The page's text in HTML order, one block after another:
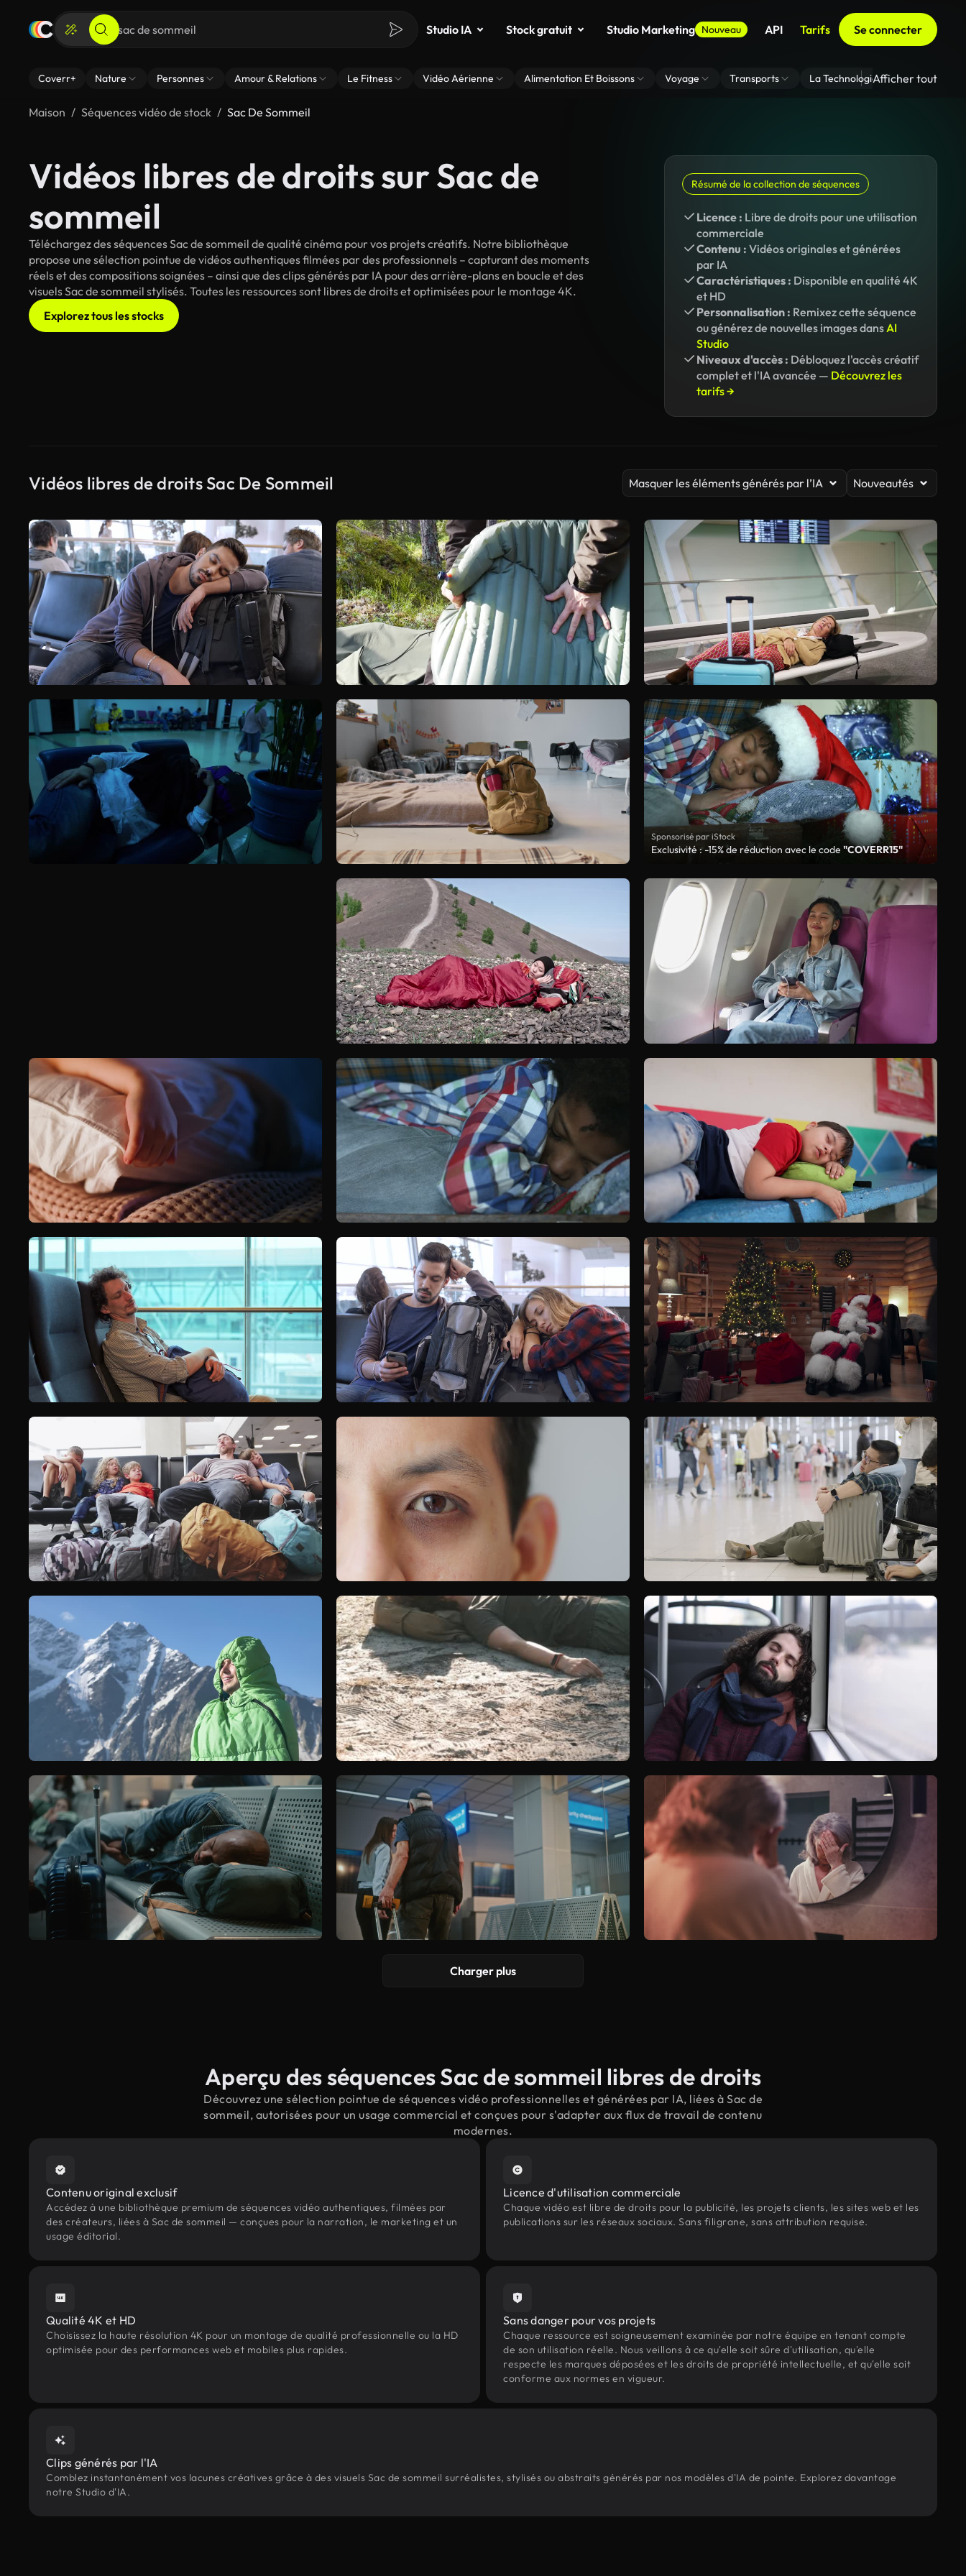
Studio IA Stock gratuit Studio Marketing Nouveau API Tarifs Se connecter
Coverr+ Nature Personnes Amour & Relations Le Fitness Vidéo Aérienne Alimentation Et Boissons Voyage Transports La Technologie Zoom En
Afficher tout
Maison Séquences vidéo de stock Sac De Sommeil
Vidéos libres de droits sur Sac de
sommeil
Téléchargez des séquences Sac de sommeil de qualité cinéma pour vos projets créatifs. Notre bibliothèque
propose une sélection pointue de vidéos authentiques filmées par des professionnels – capturant des moments
réels et des compositions soignées – ainsi que des clips générés par IA pour des arrière-plans en boucle et des
visuels Sac de sommeil stylisés. Toutes les ressources sont libres de droits et optimisées pour le montage 4K.
Explorez tous les stocks
Résumé de la collection de séquences
Licence : Libre de droits pour une utilisation
commerciale
Contenu : Vidéos originales et générées
par IA
Caractéristiques : Disponible en qualité 4K
et HD
Personnalisation : Remixez cette séquence
ou générez de nouvelles images dansAI
Studio
Niveaux d'accès : Débloquez l'accès créatif
complet et l'IA avancée — Découvrez les
tarifs →
Vidéos libres de droits Sac De Sommeil Masquer les éléments générés par l’IA Nouveautés
Sponsorisé par iStock
Exclusivité : -15% de réduction avec le code "COVERR15"
Charger plus
Aperçu des séquences Sac de sommeil libres de droits
Découvrez une sélection pointue de séquences vidéo professionnelles et générées par IA, liées à Sac de
sommeil, autorisées pour un usage commercial et conçues pour s'adapter aux flux de travail de contenu
modernes.
Contenu original exclusif
Accédez à une bibliothèque premium de séquences vidéo authentiques, filmées par
des créateurs, liées à Sac de sommeil — conçues pour la narration, le marketing et un
usage éditorial.
Licence d'utilisation commerciale
Chaque vidéo est libre de droits pour la publicité, les projets clients, les sites web et les
publications sur les réseaux sociaux. Sans filigrane, sans attribution requise.
Qualité 4K et HD
Choisissez la haute résolution 4K pour un montage de qualité professionnelle ou la HD
optimisée pour des performances web et mobiles plus rapides.
Sans danger pour vos projets
Chaque ressource est soigneusement examinée par notre équipe en tenant compte
de son utilisation réelle. Nous veillons à ce qu'elle soit sûre d'utilisation, qu'elle
respecte les marques déposées et les droits de propriété intellectuelle, et qu'elle soit
conforme aux normes en vigueur.
Clips générés par l'IA
Comblez instantanément vos lacunes créatives grâce à des visuels Sac de sommeil surréalistes, stylisés ou abstraits générés par nos modèles d'IA de pointe. Explorez davantage
notre Studio d'IA.